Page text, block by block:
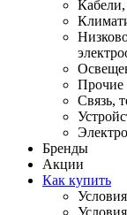
Кабели,
Прочие
Связь,
Бренды
Акции
Как купить